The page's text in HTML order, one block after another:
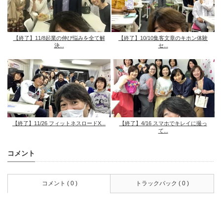
【終了】11/8起業の伸び悩みを全て解
決...
【終了】10/10集客文章のキホン体験
セ...
【終了】11/26 フィットネスロードX...
【終了】4/16 スマホでキレイに撮っ
て...
コメント
コメント ( 0 ) トラックバック ( 0 )